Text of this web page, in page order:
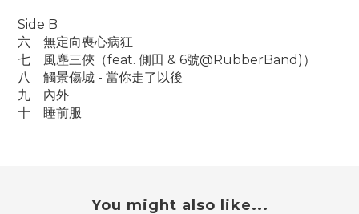
Side B
六
無定向喪心病狂
七
風塵三俠（feat. 側田 & 6號@RubberBand)）
八
觸景傷城 - 當你走了以後
九
內外
十
睡前服
You might also like...